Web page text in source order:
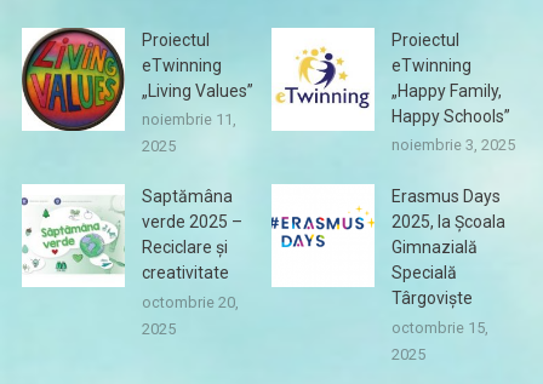
Proiectul
eTwinning
„Living Values”
noiembrie 11,
2025
Proiectul
eTwinning
„Happy Family,
Happy Schools”
noiembrie 3, 2025
Saptămâna
verde 2025 –
Reciclare și
creativitate
octombrie 20,
2025
Erasmus Days
2025, la Școala
Gimnazială
Specială
Târgoviște
octombrie 15,
2025